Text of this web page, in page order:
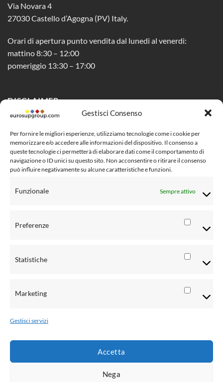
Gestisci Consenso
Per fornire le migliori esperienze, utilizziamo tecnologie come i cookie per
memorizzare e/o accedere alle informazioni del dispositivo. Il consenso a
queste tecnologie ci permetterà di elaborare dati come il comportamento di
navigazione o ID unici su questo sito. Non acconsentire o ritirare il consenso
può influire negativamente su alcune caratteristiche e funzioni.
Funzionale Sempre attivo
Preferenze
Statistiche
Marketing
Gestisci servizi
Accetta
Nega
Via Novara 4
27030 Castello d’Agogna (PV) Italy.
Orari di apertura punto vendita dal lunedi al venerdi:
mattino 8:30 – 12:00
pomeriggio 13:30 – 17:00
DISCLAIMER
Privacy Policy
Cookie Policy (UE)
Social Media Policy
Condizioni di vendita al pubblico
Informativa Privacy clienti
Informativa Privacy rivenditori